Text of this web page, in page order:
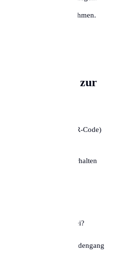
müssen die
die Anmeldung vornehmen.
Checkliste zur
und Bestätigung (QR-Code)
vom Vermieter erhalten
im Original
Familienmitglieder dabei?
Zeit für den Behördengang